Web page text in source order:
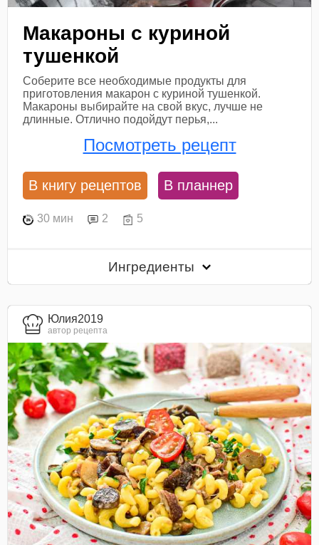
Макароны с куриной
тушенкой
Соберите все необходимые продукты для
приготовления макарон с куриной тушенкой.
Макароны выбирайте на свой вкус, лучше не
длинные. Отлично подойдут перья,...
Посмотреть рецепт
В книгу рецептов В планнер
30 мин 2 5
Ингредиенты
Юлия2019
автор рецепта